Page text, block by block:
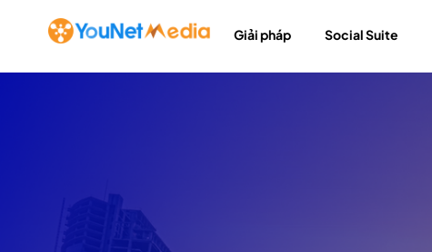
Giải pháp Social Suite